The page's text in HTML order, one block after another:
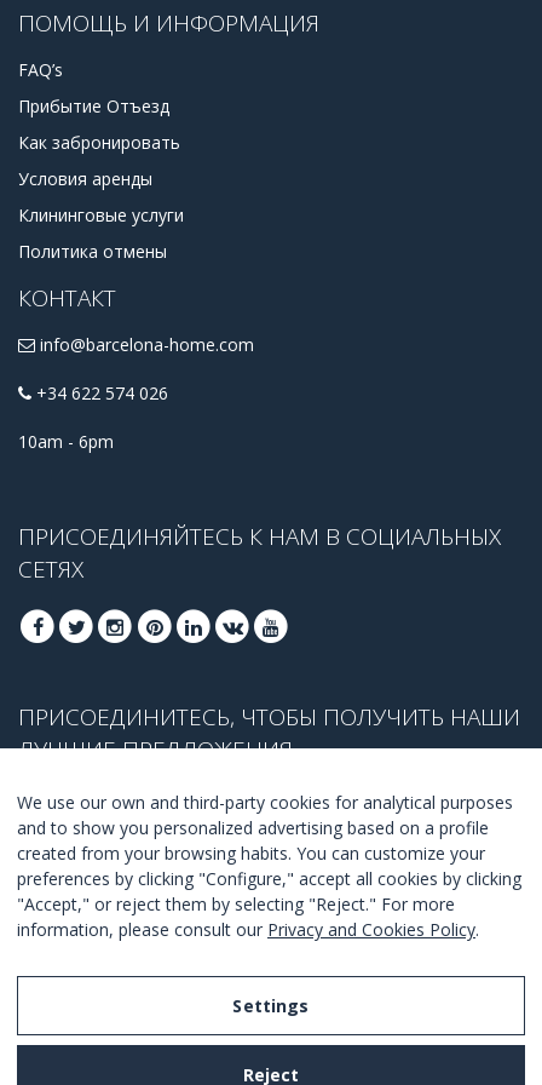
ПОМОЩЬ И ИНФОРМАЦИЯ
FAQ’s
Прибытие Отъезд
Как забронировать
Условия аренды
Клининговые услуги
Политика отмены
КОНТАКТ
info@barcelona-home.com
+34 622 574 026
10am - 6pm
ПРИСОЕДИНЯЙТЕСЬ К НАМ В СОЦИАЛЬНЫХ
СЕТЯХ
ПРИСОЕДИНИТЕСЬ, ЧТОБЫ ПОЛУЧИТЬ НАШИ
ЛУЧШИЕ ПРЕДЛОЖЕНИЯ
ПРИСОЕДЕНИТЬСЯ
Я согласен справилами и условиями.
We use our own and third-party cookies for analytical purposes
and to show you personalized advertising based on a profile
created from your browsing habits. You can customize your
preferences by clicking "Configure," accept all cookies by clicking
"Accept," or reject them by selecting "Reject." For more
information, please consult our Privacy and Cookies Policy.
Settings
Reject
Legal Notice
Privacy and Cookies Policy